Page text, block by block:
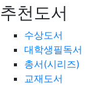
추천도서
수상도서
대학생필독서
총서(시리즈)
교재도서